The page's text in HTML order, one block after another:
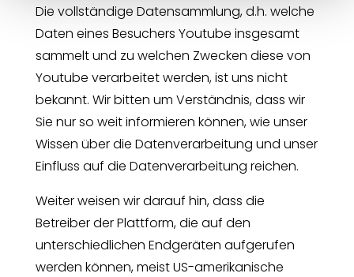
Die vollständige Datensammlung, d.h. welche
Daten eines Besuchers Youtube insgesamt
sammelt und zu welchen Zwecken diese von
Youtube verarbeitet werden, ist uns nicht
bekannt. Wir bitten um Verständnis, dass wir
Sie nur so weit informieren können, wie unser
Wissen über die Datenverarbeitung und unser
Einfluss auf die Datenverarbeitung reichen.
Weiter weisen wir darauf hin, dass die
Betreiber der Plattform, die auf den
unterschiedlichen Endgeräten aufgerufen
werden können, meist US-amerikanische